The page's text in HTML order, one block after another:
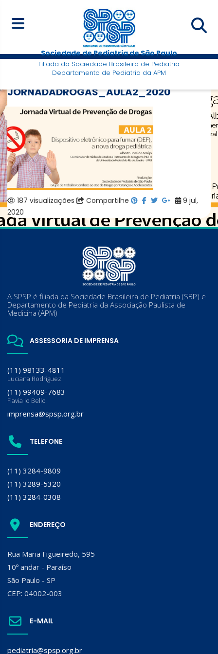
Sociedade de Pediatria de São Paulo
Filiada da Sociedade Brasileira de Pediatria
Departamento de Pediatria da APM
JORNADADROGAS_AULA2_2020
187 visualizações Compartilhe
9 jul,
2020
A SPSP é filiada da Sociedade Brasileira de Pediatria (SBP) e
Departamento de Pediatria da Associação Paulista de
Medicina (APM)
ASSESSORIA DE IMPRENSA
(11) 98133-4811
Luciana Rodriguez
(11) 99409-7683
Flavia lo Bello
imprensa@spsp.org.br
TELEFONE
(11) 3284-9809
(11) 3289-5320
(11) 3284-0308
ENDEREÇO
Rua Maria Figueiredo, 595
10º andar - Paraíso
São Paulo - SP
CEP: 04002-003
E-MAIL
pediatria@spsp.org.br